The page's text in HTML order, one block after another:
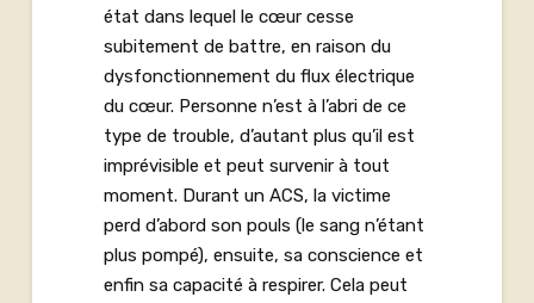
état dans lequel le cœur cesse
subitement de battre, en raison du
dysfonctionnement du flux électrique
du cœur. Personne n’est à l’abri de ce
type de trouble, d’autant plus qu’il est
imprévisible et peut survenir à tout
moment. Durant un ACS, la victime
perd d’abord son pouls (le sang n’étant
plus pompé), ensuite, sa conscience et
enfin sa capacité à respirer. Cela peut